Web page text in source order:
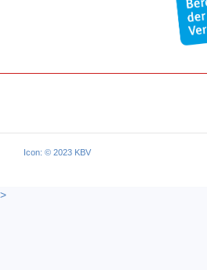
Icon: © 2023 KBV
>